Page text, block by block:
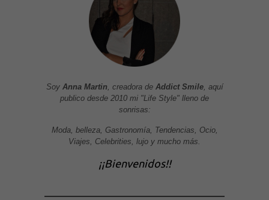
Soy Anna Martin , creadora de Addict Smile, aquí
publico desde 2010 mi "Life Style" lleno de
sonrisas:
Moda, belleza, Gastronomía, Tendencias, Ocio,
Viajes, Celebrities, lujo y mucho más.
¡¡Bienvenidos!!